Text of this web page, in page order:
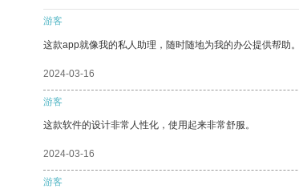
游客
这款app就像我的私人助理，随时随地为我的办公提供帮助
2024-03-16
游客
这款软件的设计非常人性化，使用起来非常舒服。
2024-03-16
游客